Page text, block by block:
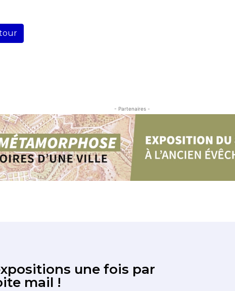
- Partenaires -
une fois par
mail !